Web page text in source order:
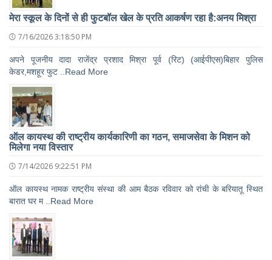
मेरा स्कूल के दिनों से ही फुटबॉल खेल के प्रति आकर्षण रहा है:अनय मिश्रा
7/16/2026 3:18:50 PM
अपने पूजनीय दादा राजेंद्र प्रशाद मिश्रा पूर्व (रिट) (आईपीएस)बिहार पुलिस
केडर,मशहूर फुट ..Read More
ऑल कायस्थ की राष्ट्रीय कार्यकारिणी का गठन, समाजसेवा के मिशन को
मिलेगा नया विस्तार
7/14/2026 9:22:51 PM
ऑल कायस्थ नामक राष्ट्रीय संस्था की आम बैठक रविवार को रांची के बरियातू स्थित
बारात घर म ..Read More